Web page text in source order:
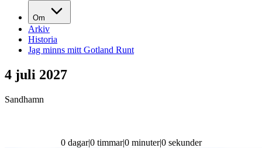
Om
Arkiv
Historia
Jag minns mitt Gotland Runt
4 juli 2027
Sandhamn
0 dagar|0 timmar|0 minuter|0 sekunder